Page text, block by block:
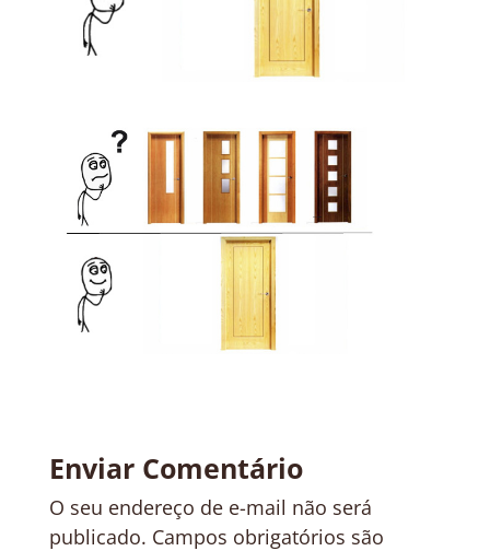
Enviar Comentário
O seu endereço de e-mail não será
publicado. Campos obrigatórios são